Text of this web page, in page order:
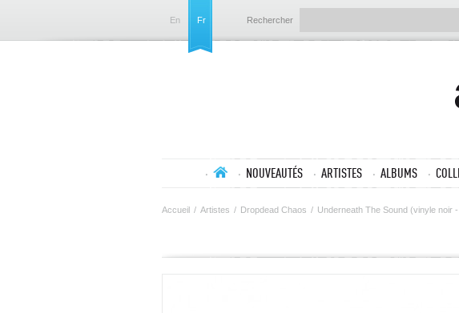
En Fr Rechercher
NOUVEAUTÉS ARTISTES ALBUMS
Accueil / Artistes / Dropdead Chaos / Underneath The Sound (vinyle noir